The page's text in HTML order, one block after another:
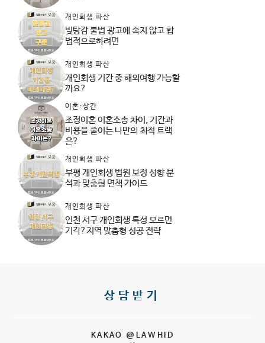
개인회생 파산
빚탕감 불법 광고에 속지 않고 합
법적으로하려면
개인회생 파산
개인회생 기간 중 해외여행 가능할
까요?
이혼·상간
조정이혼 이혼소송 차이, 기간과
비용을 줄이는 나만의 최적 트랙
은?
개인회생 파산
부평 개인회생 법원 보정 성향 분
석과 맞춤형 면책 가이드
개인회생 파산
인천 서구 개인회생 특성 모르면
기각?지역 맞춤형 성공 전략
상담받기
KAKAO @LAWHID